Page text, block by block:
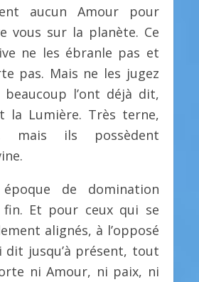
aucun Amour pour
vous sur la planète. Ce
ne les ébranle pas et
pas. Mais ne les jugez
beaucoup l’ont déjà dit,
la Lumière. Très terne,
mais ils possèdent
de domination
Et pour ceux qui se
alignés, à l’opposé
dit jusqu’à présent, tout
ni Amour, ni paix, ni